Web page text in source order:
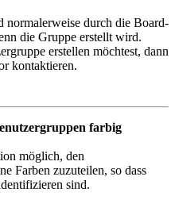
durch die Board-
die Gruppe erstellt wird.
erstellen möchtest, dann
kontaktieren.
farbig
möglich, den
Farben zuzuteilen, so dass
sind.